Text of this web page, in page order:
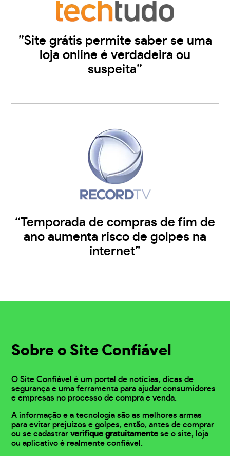
”Site grátis permite saber se uma
loja online é verdadeira ou
suspeita”
“Temporada de compras de fim de
ano aumenta risco de golpes na
internet”
Sobre o Site Confiável
O Site Confiável é um portal de notícias, dicas de
segurança e uma ferramenta para ajudar consumidores
e empresas no processo de compra e venda.
A informação e a tecnologia são as melhores armas
para evitar prejuízos e golpes, então, antes de comprar
ou se cadastrarverifique gratuitamente se o site, loja
ou aplicativo é realmente confiável.